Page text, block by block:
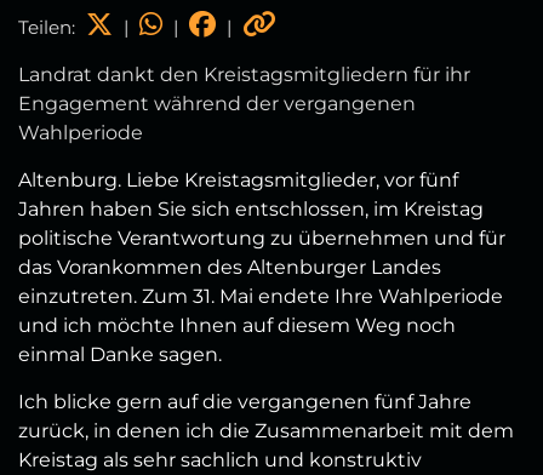
Teilen: | | |
Landrat dankt den Kreistagsmitgliedern für ihr
Engagement während der vergangenen
Wahlperiode
Altenburg. Liebe Kreistagsmitglieder, vor fünf
Jahren haben Sie sich entschlossen, im Kreistag
politische Verantwortung zu übernehmen und für
das Vorankommen des Altenburger Landes
einzutreten. Zum 31. Mai endete Ihre Wahlperiode
und ich möchte Ihnen auf diesem Weg noch
einmal Danke sagen.
Ich blicke gern auf die vergangenen fünf Jahre
zurück, in denen ich die Zusammenarbeit mit dem
Kreistag als sehr sachlich und konstruktiv